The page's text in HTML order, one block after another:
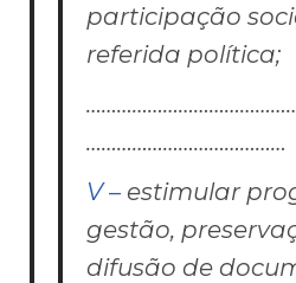
participação
referida política;
…………………………………
V – estimular
gestão,
difusão de